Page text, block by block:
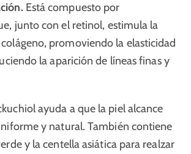
Está compuesto por
junto con el retinol, estimula la
promoviendo la elasticidad
la aparición de líneas finas y
ayuda a que la piel alcance
y natural. También contiene
y la centella asiática para realzar